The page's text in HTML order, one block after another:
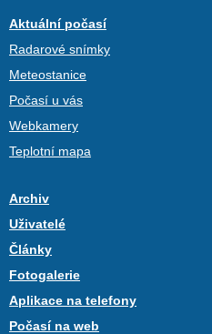
Aktuální počasí
Radarové snímky
Meteostanice
Počasí u vás
Webkamery
Teplotní mapa
Archiv
Uživatelé
Články
Fotogalerie
Aplikace na telefony
Počasí na web